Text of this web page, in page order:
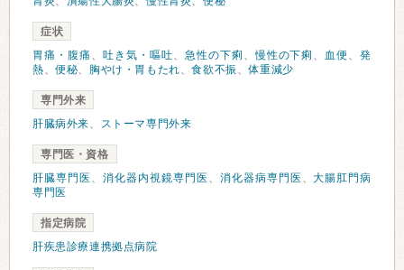
症状
胃痛・腹痛 、 吐き気・嘔吐、 急性の下痢 、慢性の下痢 、 血便、発
熱、便秘、 胸やけ・胃もたれ、食欲不振 、体重減少
専門外来
肝臓病外来、 ストーマ専門外来
専門医・資格
肝臓専門医 、 消化器内視鏡専門医 、 消化器病専門医 、大腸肛門病
専門医
指定病院
肝疾患診療連携拠点病院